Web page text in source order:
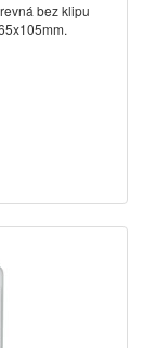
bez klipu